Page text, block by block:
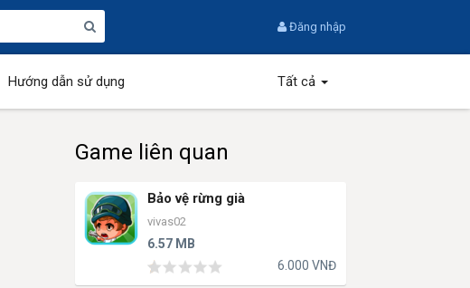
Đăng nhập
Hướng dẫn sử dụng Tất cả
Game liên quan
Bảo vệ rừng già
vivas02
6.57 MB
6.000 VNĐ